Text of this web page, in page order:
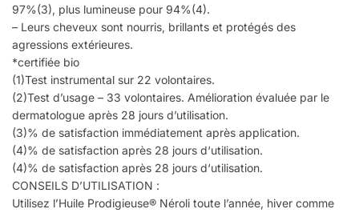
97%(3), plus lumineuse pour 94%(4).
– Leurs cheveux sont nourris, brillants et protégés des
agressions extérieures.
*certifiée bio
(1)Test instrumental sur 22 volontaires.
(2)Test d’usage – 33 volontaires. Amélioration évaluée par le
dermatologue après 28 jours d’utilisation.
(3)% de satisfaction immédiatement après application.
(4)% de satisfaction après 28 jours d‘utilisation.
(4)% de satisfaction après 28 jours d‘utilisation.
CONSEILS D’UTILISATION :
Utilisez l’Huile Prodigieuse® Néroli toute l’année, hiver comme